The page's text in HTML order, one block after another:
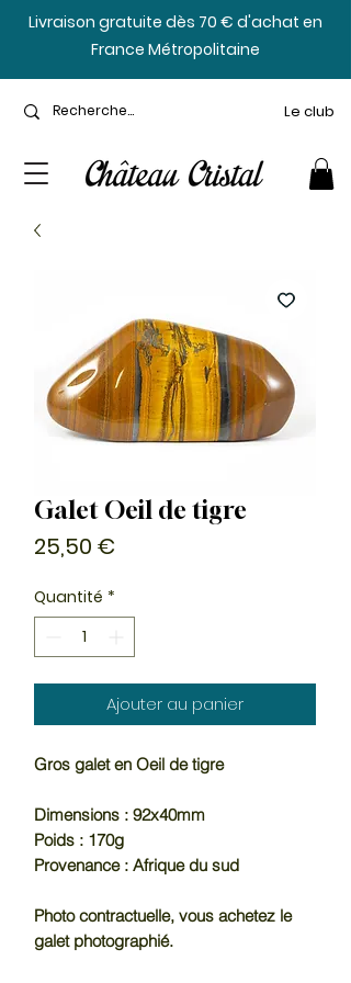
​Livraison gratuite dès 70 € d'achat en
France Métropolitaine
Le club
Galet Oeil de tigre
25,50 €
Quantité *
Ajouter au panier
Gros galet en Oeil de tigre
Dimensions : 92x40mm
Poids : 170g
Provenance : Afrique du sud
Photo contractuelle, vous achetez le
galet photographié.